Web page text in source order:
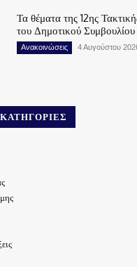
Τα θέματα της 12ης
του Δημοτικού
Ανακοινώσεις 4 Αυγούστου